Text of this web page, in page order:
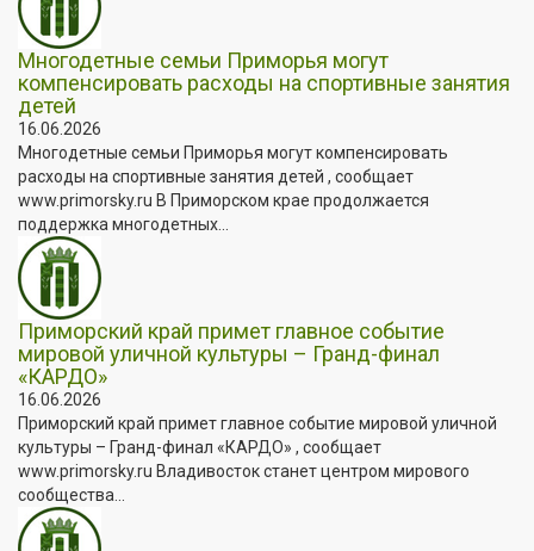
Многодетные семьи Приморья могут
компенсировать расходы на спортивные занятия
детей
16.06.2026
Многодетные семьи Приморья могут компенсировать
расходы на спортивные занятия детей , сообщает
www.primorsky.ru В Приморском крае продолжается
поддержка многодетных...
Приморский край примет главное событие
мировой уличной культуры – Гранд-финал
«КАРДО»
16.06.2026
Приморский край примет главное событие мировой уличной
культуры – Гранд-финал «КАРДО» , сообщает
www.primorsky.ru Владивосток станет центром мирового
сообщества...